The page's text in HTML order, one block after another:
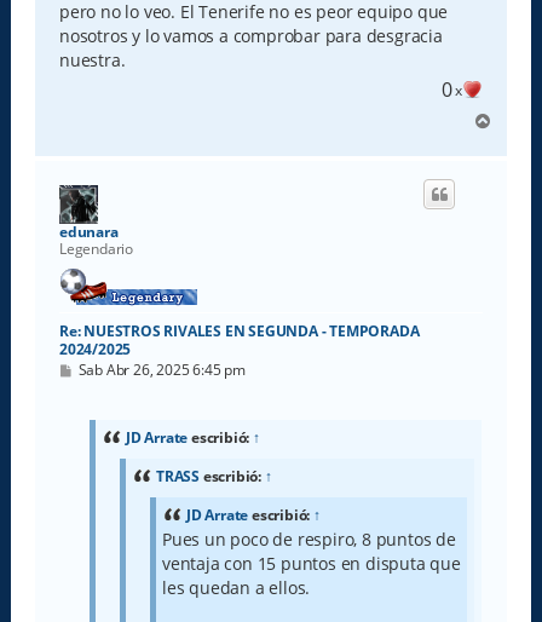
j
e
pero no lo veo. El Tenerife no es peor equipo que
nosotros y lo vamos a comprobar para desgracia
nuestra.
0x
r
edunara
Legendario
Re: NUESTROS RIVALES EN SEGUNDA - TEMPORADA
2024/2025
M
Sab Abr 26, 2025 6:45 pm
JD Arrateescribió: ↑
TRASS escribió: ↑
JD Arrateescribió: ↑
Pues un poco de respiro, 8 puntos de
ventaja con 15 puntos en disputa que
les quedan a ellos.